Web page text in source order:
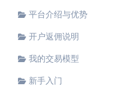
平台介绍与优势
开户返佣说明
我的交易模型
新手入门